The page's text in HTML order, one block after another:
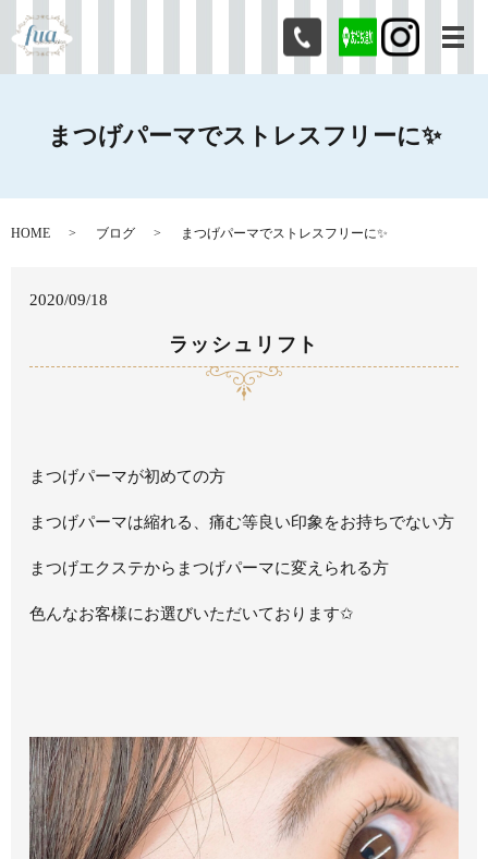
メ
まつげパーマでストレスフリーに✨
HOME ブログ まつげパーマでストレスフリーに✨
2020/09/18
ラッシュリフト
まつげパーマが初めての方
まつげパーマは縮れる、痛む等良い印象をお持ちでない方
まつげエクステからまつげパーマに変えられる方
色んなお客様にお選びいただいております✩